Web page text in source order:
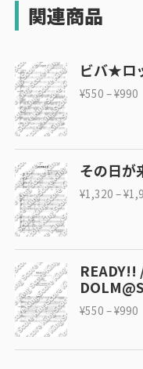
関連商品
ビバ★ロ
¥550 –¥990
その日が
¥1,320 –¥
READY!!
¥550 –¥990